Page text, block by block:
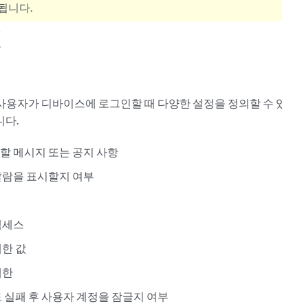
니다.
용자가 디바이스에 로그인할 때 다양한 설정을 정의할 수
다.
메시지 또는 공지 사항
을 표시할지 여부
스
값
한
실패 후 사용자 계정을 잠글지 여부